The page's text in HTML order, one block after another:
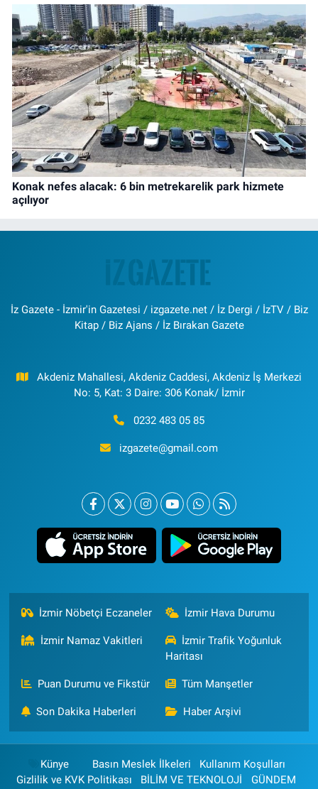
Konak nefes alacak: 6 bin metrekarelik park hizmete
açılıyor
İz Gazete - İzmir'in Gazetesi / izgazete.net / İz Dergi / İzTV / Biz
Kitap / Biz Ajans / İz Bırakan Gazete
Akdeniz Mahallesi, Akdeniz Caddesi, Akdeniz İş Merkezi
No: 5, Kat: 3 Daire: 306 Konak/ İzmir
0232 483 05 85
izgazete@gmail.com
İzmir Nöbetçi Eczaneler İzmir Hava Durumu
İzmir Namaz Vakitleri
İzmir Trafik Yoğunluk
Haritası
Puan Durumu ve Fikstür Tüm Manşetler
Son Dakika Haberleri Haber Arşivi
Künye Basın Meslek İlkeleri
Kullanım Koşulları
Gizlilik ve KVK Politikası
BİLİM VE TEKNOLOJİ GÜNDEM